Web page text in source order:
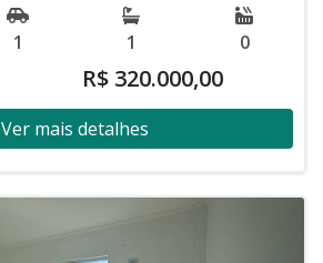
1 1 0
R$ 320.000,00
Ver mais detalhes